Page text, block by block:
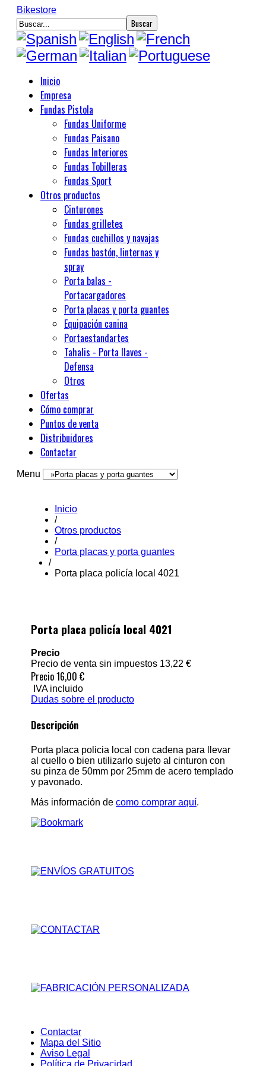
Bikestore
Inicio
Empresa
Fundas Pistola
Fundas Uniforme
Fundas Paisano
Fundas Interiores
Fundas Tobilleras
Fundas Sport
Otros productos
Cinturones
Fundas grilletes
Fundas cuchillos y navajas
Fundas bastón, linternas y
spray
Porta balas -
Portacargadores
Porta placas y porta guantes
Equipación canina
Portaestandartes
Tahalis - Porta llaves -
Defensa
Otros
Ofertas
Cómo comprar
Puntos de venta
Distribuidores
Contactar
Menu
Inicio
/
Otros productos
/
Porta placas y porta guantes
/
Porta placa policía local 4021
Porta placa policía local 4021
Precio
Precio de venta sin impuestos 13,22 €
Precio16,00 €
IVA incluido
Dudas sobre el producto
Descripción
Porta placa policia local con cadena para llevar
al cuello o bien utilizarlo sujeto al cinturon con
su pinza de 50mm por 25mm de acero templado
y pavonado.
Más información de como comprar aquí.
Contactar
Mapa del Sitio
Aviso Legal
Política de Privacidad